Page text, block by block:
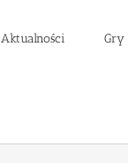
Aktualności Gry